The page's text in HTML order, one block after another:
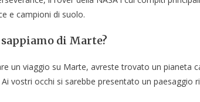
e campioni di suolo.
di Marte?
un viaggio su Marte, avreste trovato un pianeta
vostri occhi si sarebbe presentato un paesaggio